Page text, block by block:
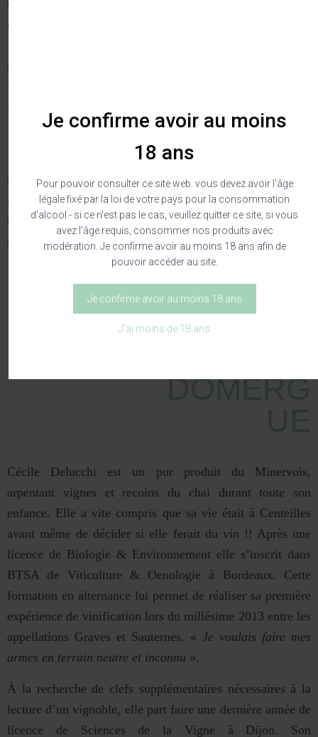
Je confirme avoir au moins
18 ans
Pour pouvoir consulter ce site web. vous devez avoir l'âge
légale fixé par la loi de votre pays pour la consommation
d'alcool - si ce n'est pas le cas, veuillez quitter ce site, si vous
avez l'âge requis, consommer nos produits avec
modération. Je confirme avoir au moins 18 ans afin de
pouvoir accéder au site.
Je confirme avoir au moins 18 ans
J'ai moins de 18 ans
commune de Trausse puis à Centeilles. Il y accompagne
un temps Patricia tout en conservant son métier initial de
formateur en viticulture et en oenologie. Ensemble ils se
seront consacrés à partir de 1995 à la réimplantation sur
leur terroir d’origine d’anciens cépages oubliés tels que
l’Araignan blanc, le Picpoul Noir, l’Oeillade Noire ou le
Riveyrenc Blanc et Gris.
À partir de 2006 Patricia Boyer Domergue préside seule
aux destinées du domaine viticole. En 2016 elle est
rejointe par sa fille Cécile. Dès lors, l’heure est à la
transmission de passion et de savoir de la première à la
seconde génération.
CÉCILE
DELUCCH
DOMERG
Cécile Delucchi est un pur produit du Minervois,
arpentant vignes et recoins du chai durant toute son
enfance. Elle a vite compris que sa vie était à Centeilles
avant même de décider si elle ferait du vin !! Après une
licence de Biologie & Environnement elle s’inscrit dans
BTSA de Viticulture & Oenologie à Bordeaux. Cette
formation en alternance lui permet de réaliser sa première
expérience de vinification lors du millésime 2013 entre les
appellations Graves et Sauternes. « Je voulais faire mes
armes en terrain neutre et inconnu ».
À la recherche de clefs supplémentaires nécessaires à la
lecture d’un vignoble, elle part faire une dernière année de
licence de Sciences de la Vigne à Dijon. Son